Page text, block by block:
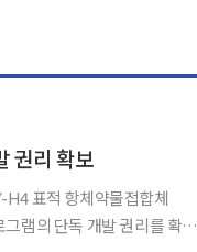
권리 확보
H4 표적 항체약물접합체
램의 단독 개발 권리를 확보